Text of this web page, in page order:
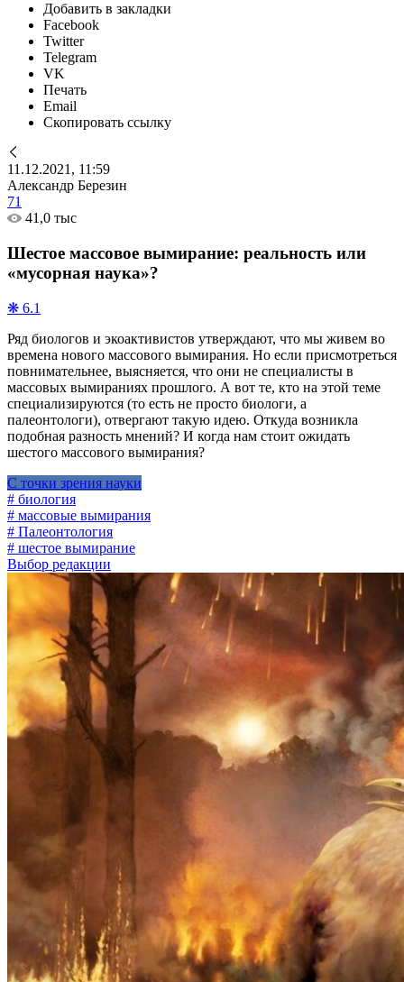
Добавить в закладки
Facebook
Twitter
Telegram
VK
Печать
Email
Скопировать ссылку
11.12.2021, 11:59
Александр Березин
71
41,0 тыс
Шестое массовое вымирание: реальность или
«мусорная наука»?
❋ 6.1
Ряд биологов и экоактивистов утверждают, что мы живем во
времена нового массового вымирания. Но если присмотреться
повнимательнее, выясняется, что они не специалисты в
массовых вымираниях прошлого. А вот те, кто на этой теме
специализируются (то есть не просто биологи, а
палеонтологи), отвергают такую идею. Откуда возникла
подобная разность мнений? И когда нам стоит ожидать
шестого массового вымирания?
С точки зрения науки
# биология
# массовые вымирания
# Палеонтология
# шестое вымирание
Выбор редакции